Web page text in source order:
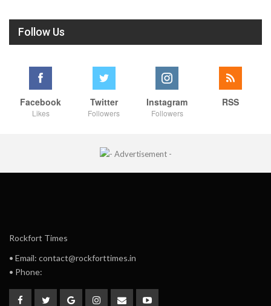
Follow Us
Facebook
Likes
Twitter
Followers
Instagram
Followers
RSS
Rockfort Times
• Email: contact@rockforttimes.in
• Phone: